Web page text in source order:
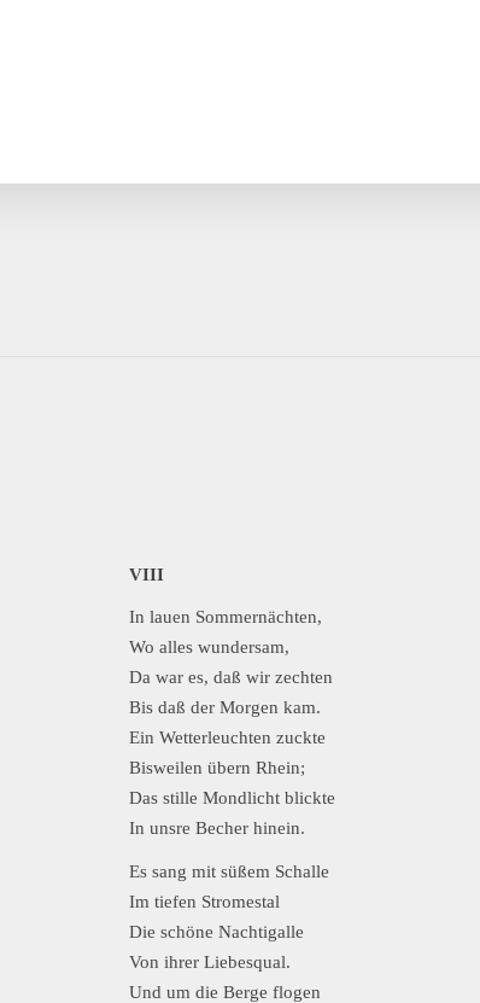
VIII
In lauen Sommernächten,
Wo alles wundersam,
Da war es, daß wir zechten
Bis daß der Morgen kam.
Ein Wetterleuchten zuckte
Bisweilen übern Rhein;
Das stille Mondlicht blickte
In unsre Becher hinein.
Es sang mit süßem Schalle
Im tiefen Stromestal
Die schöne Nachtigalle
Von ihrer Liebesqual.
Und um die Berge flogen